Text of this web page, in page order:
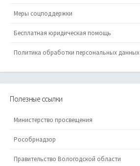
Меры соцподдержки
Бесплатная юридическая помощь
Политика обработки персональных данных
Полезные ссылки
Министерство просвещения
Рособрнадзор
Правительство Вологодской области